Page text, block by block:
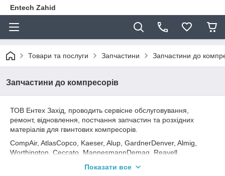
Entech Zahid
Товари та послуги Запчастини Запчастини до
Запчастини до компресорів
ТОВ Ентех Захід, проводить сервісне обслуговування,
ремонт, відновлення, постчання запчастин та розхідних
матеріалів для гвинтових компресорів.
CompAir, AtlasCopco, Kaeser, Alup, GardnerDenver, Almig,
Worthington, Ceccato, MannesmannDemag, Reavell,
Beсker, REMEZA, Ozen, COMPRAG, Fiac, Nuair, Champion,
Показати все